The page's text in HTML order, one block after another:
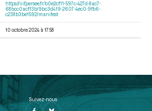
https://iiif.persee.fr/b0e2cf11-597c-427d-8ac7-
68bcc0acf13b/9bc3d419-2607-4ec0-9fb6-
c238b3be1592/manifest
10 octobre 2024 à 17:58
Suivez-nous